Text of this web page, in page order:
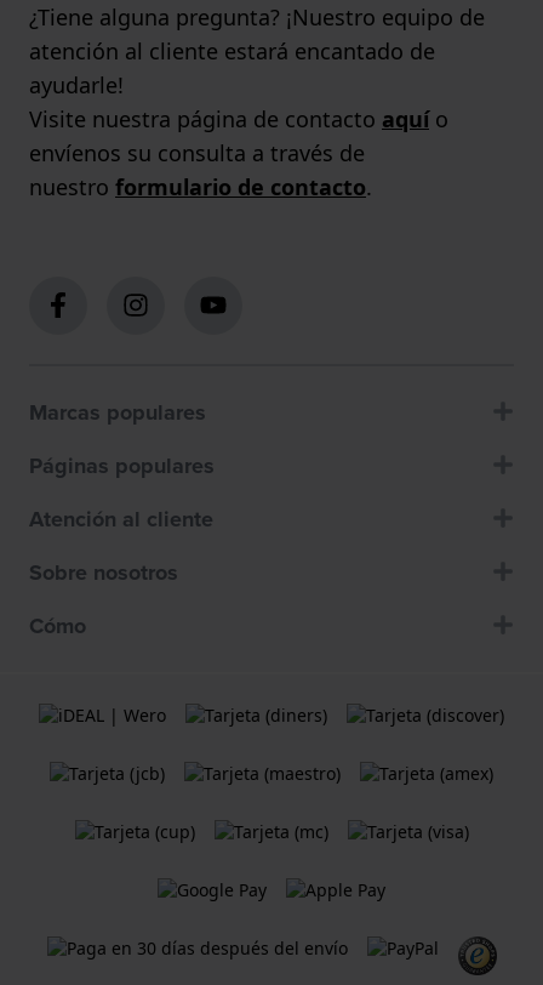
¿Tiene alguna pregunta? ¡Nuestro equipo de
atención al cliente estará encantado de
ayudarle!
Visite nuestra página de contacto aquío
envíenos su consulta a través de
nuestro formulario de contacto.
Marcas populares
Páginas populares
Atención al cliente
Sobre nosotros
Cómo